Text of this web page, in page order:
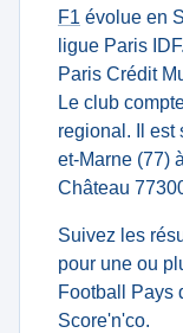
F1 évolue en
ligue Paris IDF.
Paris Crédit
Le club
regional. Il est
et-Marne (77)
Château
Suivez les
pour une ou
Football Pays
Score'n'co.